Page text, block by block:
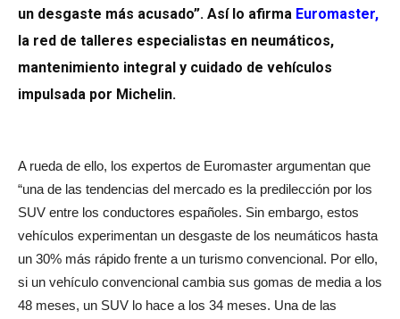
un desgaste más acusado”. Así lo afirma Euromaster,
la red de talleres especialistas en neumáticos,
mantenimiento integral y cuidado de vehículos
impulsada por Michelin.
A rueda de ello, los expertos de Euromaster argumentan que
“una de las tendencias del mercado es la predilección por los
SUV entre los conductores españoles. Sin embargo, estos
vehículos experimentan un desgaste de los neumáticos hasta
un 30% más rápido frente a un turismo convencional. Por ello,
si un vehículo convencional cambia sus gomas de media a los
48 meses, un SUV lo hace a los 34 meses. Una de las